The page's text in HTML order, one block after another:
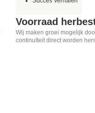
Voorraad
Wij maken groei mogelijk
continuïteit direct worden